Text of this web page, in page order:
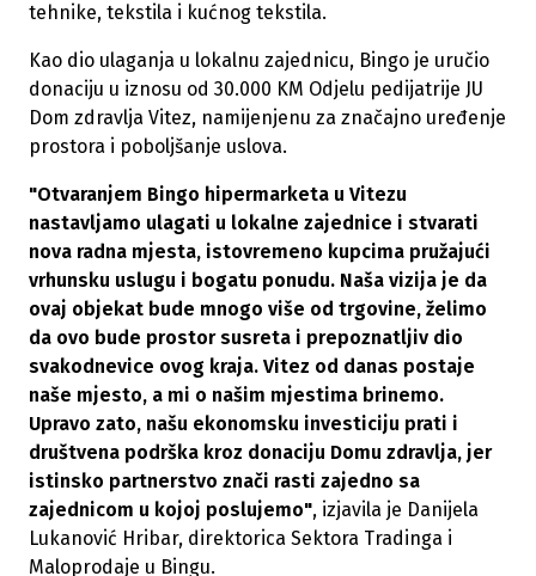
tehnike, tekstila i kućnog tekstila.
Kao dio ulaganja u lokalnu zajednicu, Bingo je uručio
donaciju u iznosu od 30.000 KM Odjelu pedijatrije JU
Dom zdravlja Vitez, namijenjenu za značajno uređenje
prostora i poboljšanje uslova.
"Otvaranjem Bingo hipermarketa u Vitezu
nastavljamo ulagati u lokalne zajednice i stvarati
nova radna mjesta, istovremeno kupcima pružajući
vrhunsku uslugu i bogatu ponudu. Naša vizija je da
ovaj objekat bude mnogo više od trgovine, želimo
da ovo bude prostor susreta i prepoznatljiv dio
svakodnevice ovog kraja. Vitez od danas postaje
naše mjesto, a mi o našim mjestima brinemo.
Upravo zato, našu ekonomsku investiciju prati i
društvena podrška kroz donaciju Domu zdravlja, jer
istinsko partnerstvo znači rasti zajedno sa
zajednicom u kojoj poslujemo", izjavila je Danijela
Lukanović Hribar, direktorica Sektora Tradinga i
Maloprodaje u Bingu.